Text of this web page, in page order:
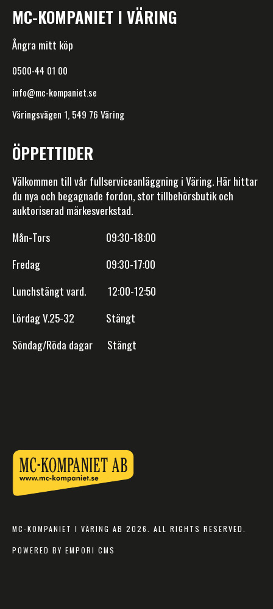
MC-KOMPANIET I VÄRING
Ångra mitt köp
0500-44 01 00
info@mc-kompaniet.se
Väringsvägen 1, 549 76 Väring
ÖPPETTIDER
Välkommen till vår fullserviceanläggning i Väring. Här hittar
du nya och begagnade fordon, stor tillbehörsbutik och
auktoriserad märkesverkstad.
Mån-Tors 09:30-18:00
Fredag 09:30-17:00
Lunchstängt vard. 12:00-12:50
Lördag V.25-32 Stängt
Söndag/Röda dagar Stängt
MC-KOMPANIET I VÄRING AB 2026. ALL RIGHTS RESERVED.
POWERED BY EMPORI CMS